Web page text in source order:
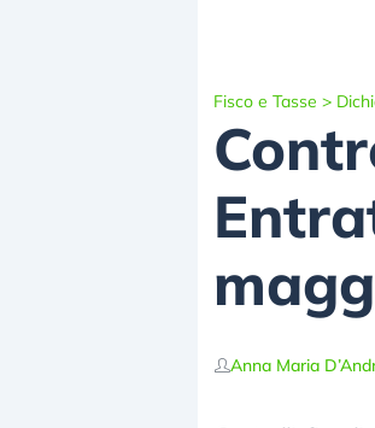
Fisco e Tasse >
Anna Maria